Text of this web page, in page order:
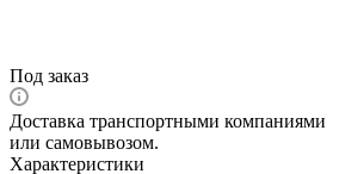
Под заказ
Доставка транспортными компаниями
или самовывозом.
Характеристики